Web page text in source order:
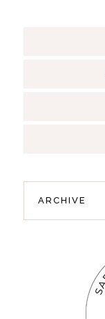
ARCHIVE